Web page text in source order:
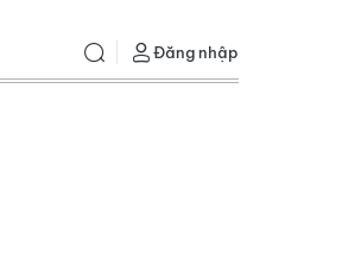
Đăng nhập